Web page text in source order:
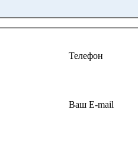
Телефон
Ваш E-mail